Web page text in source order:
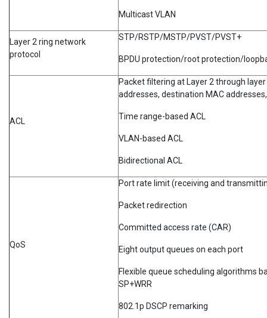
Multicast VLAN
Layer 2 ring network
protocol
STP/RSTP/MSTP/PVST/PVST+
BPDU protection/root protection/
ACL
Packet filtering at Layer 2 through
addresses, destination MAC
Time range-based ACL
VLAN-based ACL
Bidirectional ACL
QoS
Port rate limit (receiving and
Packet redirection
Committed access rate (CAR)
Eight output queues on each port
Flexible queue scheduling algorithms
SP+WRR
802.1p DSCP remarking